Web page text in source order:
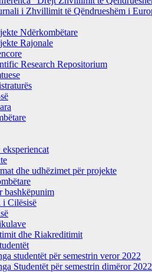
i Zhvillimit të Qëndrueshëm i
Ndërkombëtare
Rajonale
Research Repositorium
eksperiencat
dhe udhëzimet për projekte
bashkëpunim
Cilësisë
dhe Riakreditimit
studentët për semestrin veror 2022
Studentët për semestrin dimëror